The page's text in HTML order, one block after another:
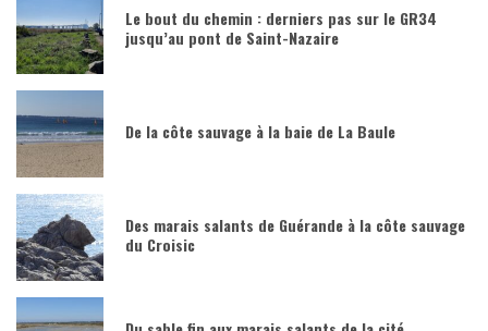
Le bout du chemin : derniers pas sur le GR34
jusqu’au pont de Saint-Nazaire
De la côte sauvage à la baie de La Baule
Des marais salants de Guérande à la côte sauvage
du Croisic